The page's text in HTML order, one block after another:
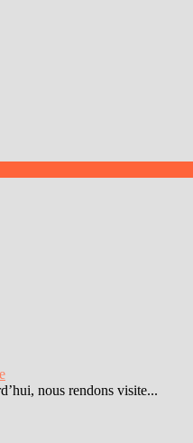
nous rendons visite...